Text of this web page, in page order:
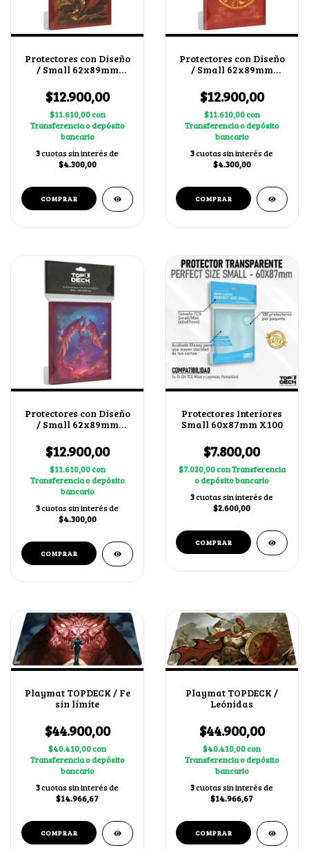
Protectores con Diseño
/ Small 62x89mm
$12.900,00
$11.610,00con
Transferencia o depósito
bancario
3cuotas sin interés de
$4.300,00
Protectores con Diseño
/ Small 62x89mm
$12.900,00
$11.610,00con
Transferencia o depósito
bancario
3cuotas sin interés de
$4.300,00
Protectores con Diseño
/ Small 62x89mm
$12.900,00
$11.610,00con
Transferencia o depósito
bancario
3cuotas sin interés de
$4.300,00
Protectores Interiores
Small 60x87mm X100
$7.800,00
$7.020,00conTransferencia
o depósito bancario
3cuotas sin interés de
$2.600,00
Playmat TOPDECK / Fe
sin límite
$44.900,00
$40.410,00con
Transferencia o depósito
bancario
3cuotas sin interés de
$14.966,67
Playmat TOPDECK /
Leónidas
$44.900,00
$40.410,00con
Transferencia o depósito
bancario
3cuotas sin interés de
$14.966,67